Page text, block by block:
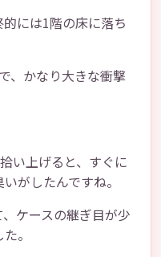
には1階の床に落ち
、かなり大きな衝撃
い上げると、すぐに
がしたんですね。
ケースの継ぎ目が少
。